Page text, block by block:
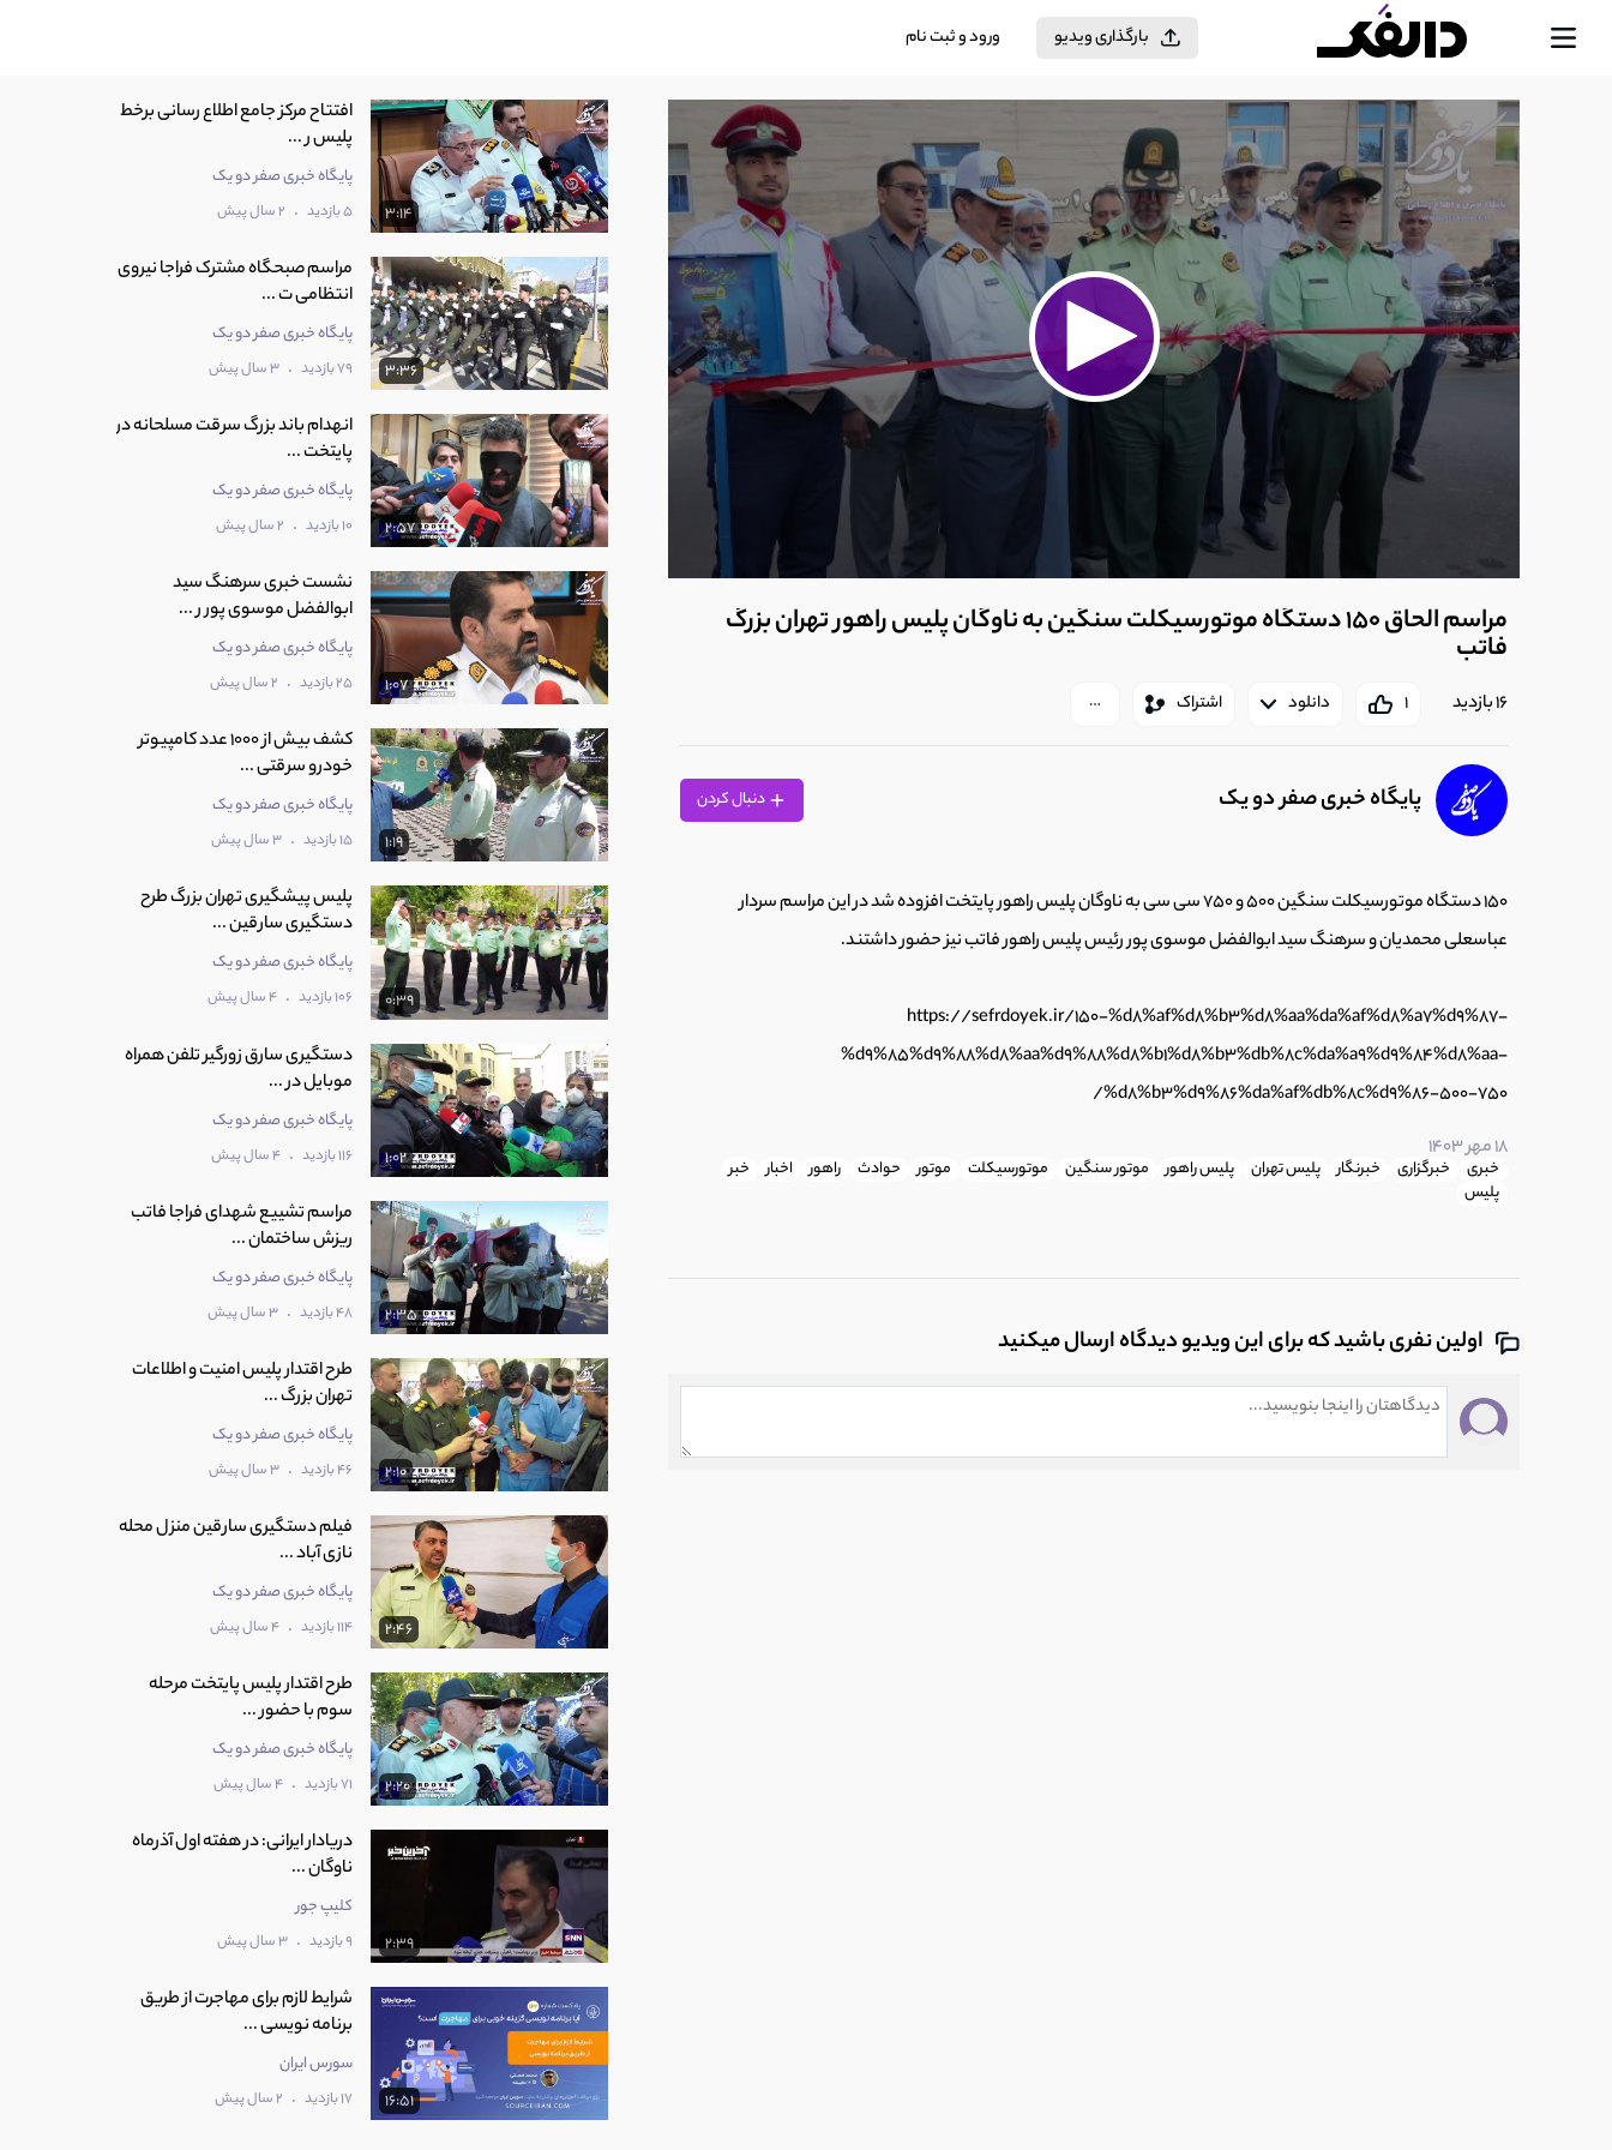
بارگذاری ویدیو ورود و ثبت نام
0
مراسم الحاق 150 دستگاه موتورسیکلت سنگین به ناوگان پلیس راهور تهران بزرگ
فاتب
1 دانلود اشتراک 16 بازدید
پایگاه خبری صفر دو یک دنبال کردن
150 دستگاه موتورسیکلت سنگین 500 و 750 سی سی به ناوگان پلیس راهور پایتخت افزوده شد در این مراسم سردار
عباسعلی محمدیان و سرهنگ سید ابوالفضل موسوی پور رئیس پلیس راهور فاتب نیز حضور داشتند.
https://sefrdoyek.ir/150-%d8%af%d8%b3%d8%aa%da%af%d8%a7%d9%87-
%d9%85%d9%88%d8%aa%d9%88%d8%b1%d8%b3%db%8c%da%a9%d9%84%d8%aa-
%d8%b3%d9%86%da%af%db%8c%d9%86-500-750/
18 مهر 1403
خبری خبرگزاری خبرنگار پلیس تهران پلیس راهور موتور سنگین موتورسیکلت موتور حوادث راهور اخبار
خبر
پلیس
اولین نفری باشید که برای این ویدیو دیدگاه ارسال میکنید
3:14
افتتاح مرکز جامع اطلاع رسانی برخط
پلیس ر ...
پایگاه خبری صفر دو یک
5 بازدید . 2 سال پیش
3:36
مراسم صبحگاه مشترک فراجا نیروی
انتظامی ت ...
پایگاه خبری صفر دو یک
79 بازدید . 3 سال پیش
2:57
انهدام باند بزرگ سرقت مسلحانه در
پایتخت ...
پایگاه خبری صفر دو یک
10 بازدید . 2 سال پیش
1:07
نشست خبری سرهنگ سید
ابوالفضل موسوی پور ر ...
پایگاه خبری صفر دو یک
25 بازدید . 2 سال پیش
1:19
کشف بیش از 1000 عدد کامپیوتر
خودرو سرقتی ...
پایگاه خبری صفر دو یک
15 بازدید . 3 سال پیش
0:39
پلیس پیشگیری تهران بزرگ طرح
دستگیری سارقین ...
پایگاه خبری صفر دو یک
106 بازدید . 4 سال پیش
1:02
دستگیری سارق زورگیر تلفن همراه
موبایل در ...
پایگاه خبری صفر دو یک
116 بازدید . 4 سال پیش
2:35
مراسم تشییع شهدای فراجا فاتب
ریزش ساختمان ...
پایگاه خبری صفر دو یک
48 بازدید . 3 سال پیش
2:10
طرح اقتدار پلیس امنیت و اطلاعات
تهران بزرگ ...
پایگاه خبری صفر دو یک
46 بازدید . 3 سال پیش
2:46
فیلم دستگیری سارقین منزل محله
نازی آباد ...
پایگاه خبری صفر دو یک
114 بازدید . 4 سال پیش
2:20
طرح اقتدار پلیس پایتخت مرحله
سوم با حضور ...
پایگاه خبری صفر دو یک
71 بازدید . 4 سال پیش
2:39
دریادار ایرانی: در هفته اول آذرماه
ناوگان ...
کلیپ جور
9 بازدید . 3 سال پیش
16:51
شرایط لازم برای مهاجرت از طریق
برنامه نویسی ...
سورس ایران
17 بازدید . 2 سال پیش